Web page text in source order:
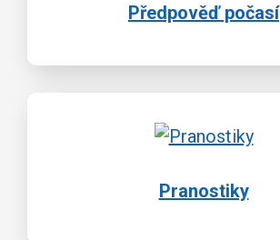
Předpověď počasí
Pranostiky